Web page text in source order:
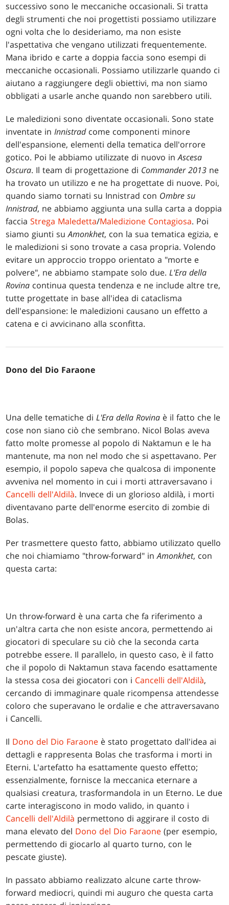
successivo sono le meccaniche occasionali. Si tratta
degli strumenti che noi progettisti possiamo utilizzare
ogni volta che lo desideriamo, ma non esiste
l'aspettativa che vengano utilizzati frequentemente.
Mana ibrido e carte a doppia faccia sono esempi di
meccaniche occasionali. Possiamo utilizzarle quando ci
aiutano a raggiungere degli obiettivi, ma non siamo
obbligati a usarle anche quando non sarebbero utili.
Le maledizioni sono diventate occasionali. Sono state
inventate inInnistradcome componenti minore
dell'espansione, elementi della tematica dell'orrore
gotico. Poi le abbiamo utilizzate di nuovo inAscesa
Oscura. Il team di progettazione di Commander 2013 ne
ha trovato un utilizzo e ne ha progettate di nuove. Poi,
quando siamo tornati su Innistrad con Ombre su
Innistrad, ne abbiamo aggiunta una sulla carta a doppia
facciaStrega Maledetta/Maledizione Contagiosa. Poi
siamo giunti suAmonkhet, con la sua tematica egizia, e
le maledizioni si sono trovate a casa propria. Volendo
evitare un approccio troppo orientato a "morte e
polvere", ne abbiamo stampate solo due.L'Era della
Rovina continua questa tendenza e ne include altre tre,
tutte progettate in base all'idea di cataclisma
dell'espansione: le maledizioni causano un effetto a
catena e ci avvicinano alla sconfitta.
Dono del Dio Faraone
Una delle tematiche diL'Era della Rovina è il fatto che le
cose non siano ciò che sembrano. Nicol Bolas aveva
fatto molte promesse al popolo di Naktamun e le ha
mantenute, ma non nel modo che si aspettavano. Per
esempio, il popolo sapeva che qualcosa di imponente
avveniva nel momento in cui i morti attraversavano i
Cancelli dell'Aldilà. Invece di un glorioso aldilà, i morti
diventavano parte dell'enorme esercito di zombie di
Bolas.
Per trasmettere questo fatto, abbiamo utilizzato quello
che noi chiamiamo "throw-forward" inAmonkhet, con
questa carta:
Un throw-forward è una carta che fa riferimento a
un'altra carta che non esiste ancora, permettendo ai
giocatori di speculare su ciò che la seconda carta
potrebbe essere. Il parallelo, in questo caso, è il fatto
che il popolo di Naktamun stava facendo esattamente
la stessa cosa dei giocatori con i Cancelli dell'Aldilà,
cercando di immaginare quale ricompensa attendesse
coloro che superavano le ordalie e che attraversavano
i Cancelli.
Il Dono del Dio Faraone è stato progettato dall'idea ai
dettagli e rappresenta Bolas che trasforma i morti in
Eterni. L'artefatto ha esattamente questo effetto;
essenzialmente, fornisce la meccanica eternare a
qualsiasi creatura, trasformandola in un Eterno. Le due
carte interagiscono in modo valido, in quanto i
Cancelli dell'Aldilà permettono di aggirare il costo di
mana elevato del Dono del Dio Faraone (per esempio,
permettendo di giocarlo al quarto turno, con le
pescate giuste).
In passato abbiamo realizzato alcune carte throw-
forward mediocri, quindi mi auguro che questa carta